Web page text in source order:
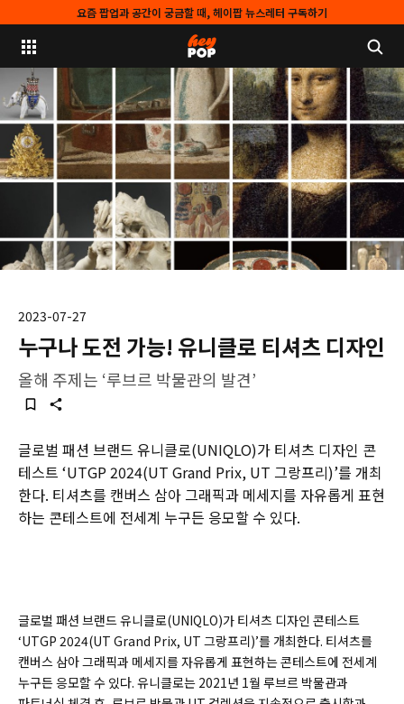
요즘 팝업과 공간이 궁금할 때, 헤이팝 뉴스레터 구독하기
2023-07-27
누구나 도전 가능! 유니클로 티셔츠 디자인
올해 주제는 ‘루브르 박물관의 발견’
글로벌 패션 브랜드 유니클로(UNIQLO)가 티셔츠 디자인 콘
테스트 ‘UTGP 2024(UT Grand Prix, UT 그랑프리)’를 개최
한다. 티셔츠를 캔버스 삼아 그래픽과 메세지를 자유롭게 표현
하는 콘테스트에 전세계 누구든 응모할 수 있다.
글로벌 패션 브랜드 유니클로(UNIQLO)가 티셔츠 디자인 콘테스트
‘UTGP 2024(UT Grand Prix, UT 그랑프리)’를 개최한다. 티셔츠를
캔버스 삼아 그래픽과 메세지를 자유롭게 표현하는 콘테스트에 전세계
누구든 응모할 수 있다. 유니클로는 2021년 1월 루브르 박물관과